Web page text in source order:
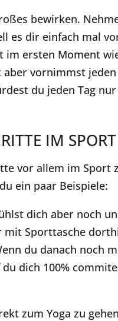
bewirken.
es dir einfach mal
im ersten Moment
vornimmst
du jeden Tag
IM
vor allem im Sport
ein paar Beispiele:
dich aber noch
Sporttasche
du danach noch
dich 100%
zum Yoga zu